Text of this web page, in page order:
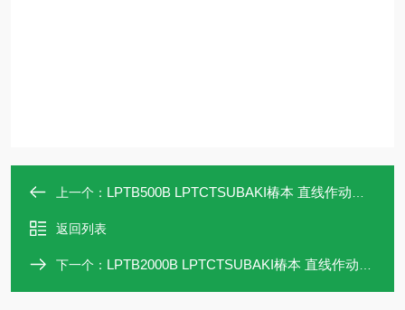
上一个： LPTB500B LPTCTSUBAKI椿本 直线作动机T系列 河北
返回列表
下一个： LPTB2000B LPTCTSUBAKI椿本 直线作动机T系列 济南